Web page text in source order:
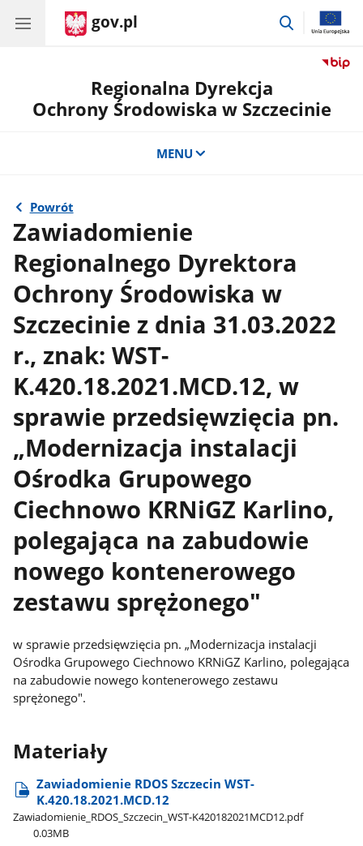
gov.pl
przejdź
Regionalna Dyrekcja
Ochrony Środowiska w Szczecinie
MENU
Powrót
Zawiadomienie
Regionalnego Dyrektora
Ochrony Środowiska w
Szczecinie z dnia 31.03.2022
r., znak: WST-
K.420.18.2021.MCD.12, w
sprawie przedsięwzięcia pn.
„Modernizacja instalacji
Ośrodka Grupowego
Ciechnowo KRNiGZ Karlino,
polegająca na zabudowie
nowego kontenerowego
zestawu sprężonego"
w sprawie przedsięwzięcia pn. „Modernizacja instalacji
Ośrodka Grupowego Ciechnowo KRNiGZ Karlino, polegająca
na zabudowie nowego kontenerowego zestawu
sprężonego".
Materiały
Zawiadomienie RDOS Szczecin WST-
K.420.18.2021.MCD.12
Zawiadomienie​_RDOS​_Szczecin​_WST-K420182021MCD12.pdf
0.03MB